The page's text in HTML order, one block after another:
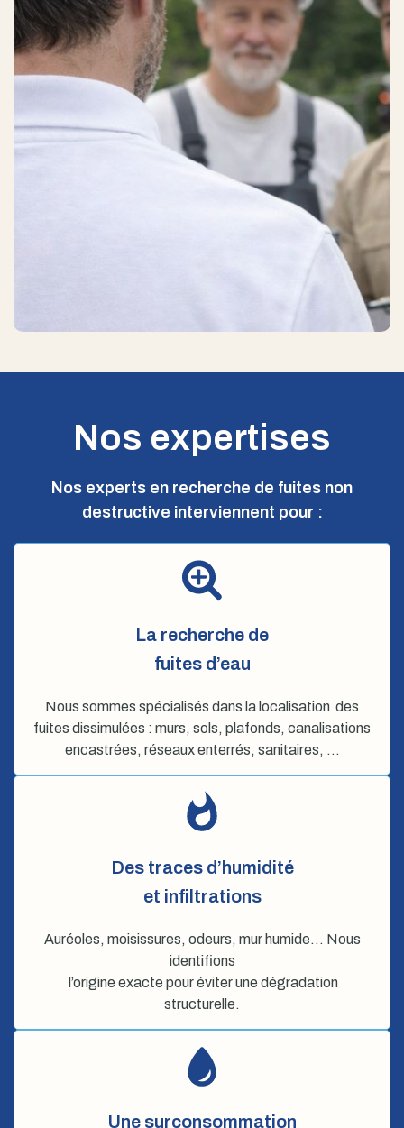
Nos expertises
Nos experts en recherche de fuites non
destructive interviennent pour :
La recherche de
fuites d’eau
Nous sommes spécialisés dans la localisation des
fuites dissimulées : murs, sols, plafonds, canalisations
encastrées, réseaux enterrés, sanitaires, …
Des traces d’humidité
et infiltrations
Auréoles, moisissures, odeurs, mur humide… Nous
identifions
l’origine exacte pour éviter une dégradation
structurelle.
Une surconsommation